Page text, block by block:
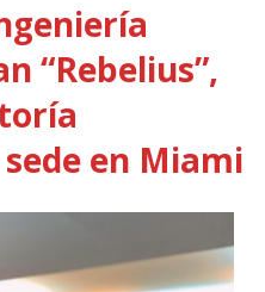
“Rebelius”,
en Miami